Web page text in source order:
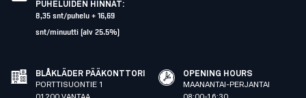
PUHELUIDEN HINNAT:
8,35 snt/puhelu + 16,69
snt/minuutti (alv 25.5%)
BLÅKLÄDER PÄÄKONTTORI
PORTTISUONTIE 1
OPENING HOURS
MAANANTAI-PERJANTAI